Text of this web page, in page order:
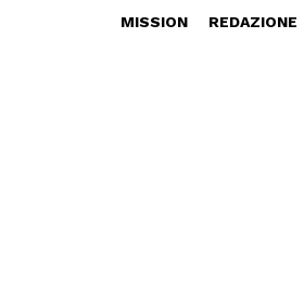
MISSION REDAZIONE